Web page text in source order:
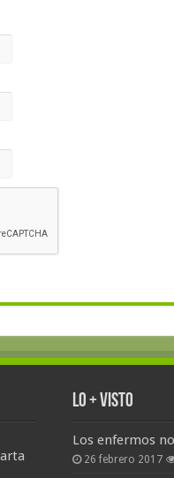
Lo + Visto
Los enfermos
26 febrero 2017